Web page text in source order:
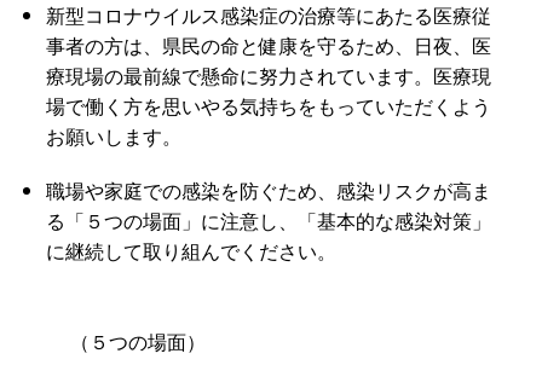
新型コロナウイルス感染症の治療等にあたる医療従
事者の方は、県民の命と健康を守るため、日夜、医
療現場の最前線で懸命に努力されています。医療現
場で働く方を思いやる気持ちをもっていただくよう
お願いします。
職場や家庭での感染を防ぐため、感染リスクが高ま
る「５つの場面」に注意し、「基本的な感染対策」
に継続して取り組んでください。
（５つの場面）